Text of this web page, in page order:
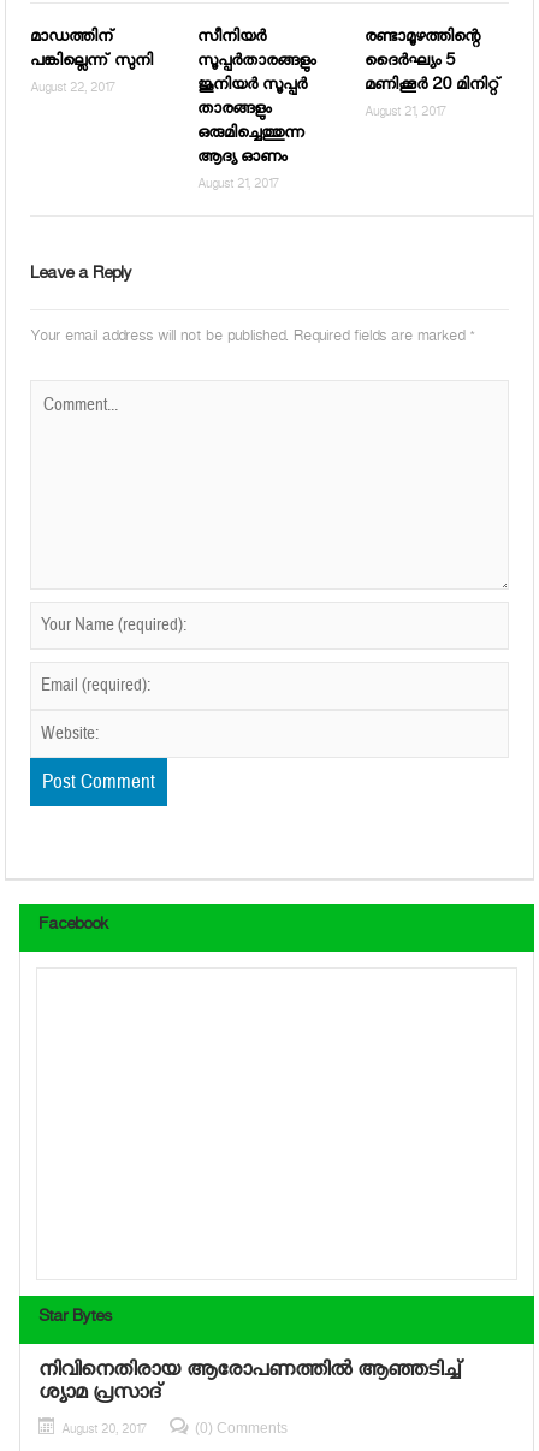
മാഡത്തിന്
പങ്കില്ലെന്ന് സുനി
August 22, 2017
സീനിയര്‍
സൂപ്പര്‍താരങ്ങളും
ജൂനിയര്‍ സൂപ്പര്‍
താരങ്ങളും
ഒരുമിച്ചെത്തുന്ന
ആദ്യ ഓണം
August 21, 2017
രണ്ടാമൂഴത്തിന്റെ
ദൈര്‍ഘ്യം 5
മണിക്കൂര്‍ 20 മിനിറ്റ്
August 21, 2017
Leave a Reply
Your email address will not be published. Required fields are marked *
Facebook
Star Bytes
നിവിനെതിരായ ആരോപണത്തില്‍ ആഞ്ഞടിച്ച്
ശ്യാമ പ്രസാദ്
August 20, 2017 (0) Comments